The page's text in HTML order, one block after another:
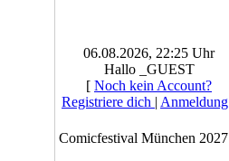
06.08.2026, 22:25 Uhr
Hallo _GUEST
[ Noch kein Account?
Registriere dich | Anmeldung
Comicfestival München 2027